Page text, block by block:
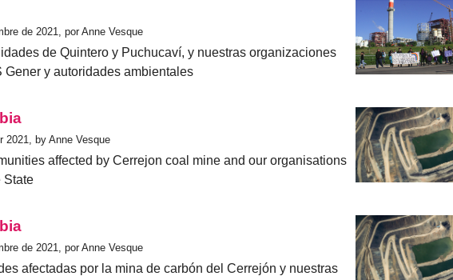
de 2021, por Anne Vesque
de Quintero y Puchucaví, y nuestras organizaciones
Gener y autoridades ambientales
2021, by Anne Vesque
affected by Cerrejon coal mine and our organisations
State
de 2021, por Anne Vesque
afectadas por la mina de carbón del Cerrejón y nuestras